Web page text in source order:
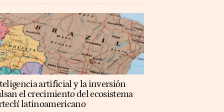
artificial y la inversión
el crecimiento del ecosistema
latinoamericano